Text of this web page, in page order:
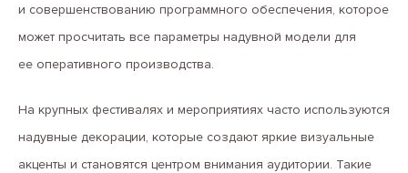
и совершенствованию программного обеспечения, которое
может просчитать все параметры надувной модели для
ее оперативного производства.
На крупных фестивалях и мероприятиях часто используются
надувные декорации, которые создают яркие визуальные
акценты и становятся центром внимания аудитории. Такие